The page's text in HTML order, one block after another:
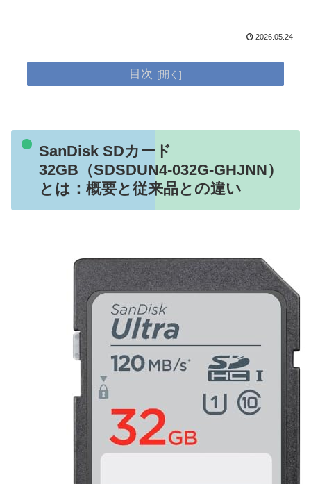
2026.05.24
目次
SanDisk SDカード
32GB（SDSDUN4-032G-GHJNN）
とは：概要と従来品との違い